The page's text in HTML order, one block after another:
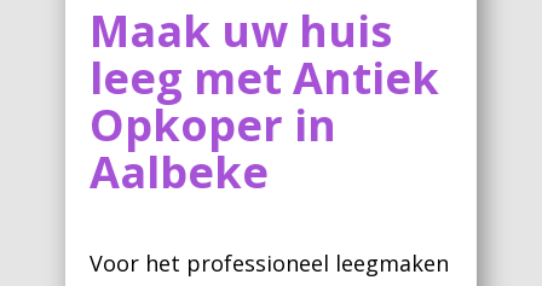
Maak uw huis
leeg met Antiek
Opkoper in
Aalbeke
Voor het professioneel leegmaken